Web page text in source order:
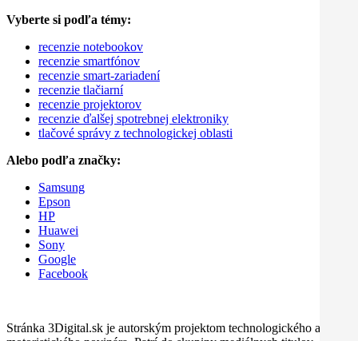
Vyberte si podľa témy:
recenzie notebookov
recenzie smartfónov
recenzie smart-zariadení
recenzie tlačiarní
recenzie projektorov
recenzie ďalšej spotrebnej elektroniky
tlačové správy z technologickej oblasti
Alebo podľa značky:
Samsung
Epson
HP
Huawei
Sony
Google
Facebook
Stránka 3Digital.sk je autorským projektom technologického a